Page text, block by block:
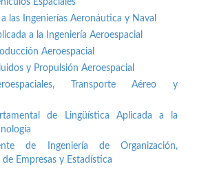
las Ingenierías Aeronáutica y Naval
a la Ingeniería Aeroespacial
Aeroespacial
y Propulsión Aeroespacial
Transporte Aéreo y
de Lingüística Aplicada a la
de Ingeniería de Organización,
Empresas y Estadística